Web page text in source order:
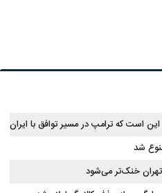
این است که ترامپ در مسیر توافق با ایران
شد
تهران خنک‌تر می‌شود